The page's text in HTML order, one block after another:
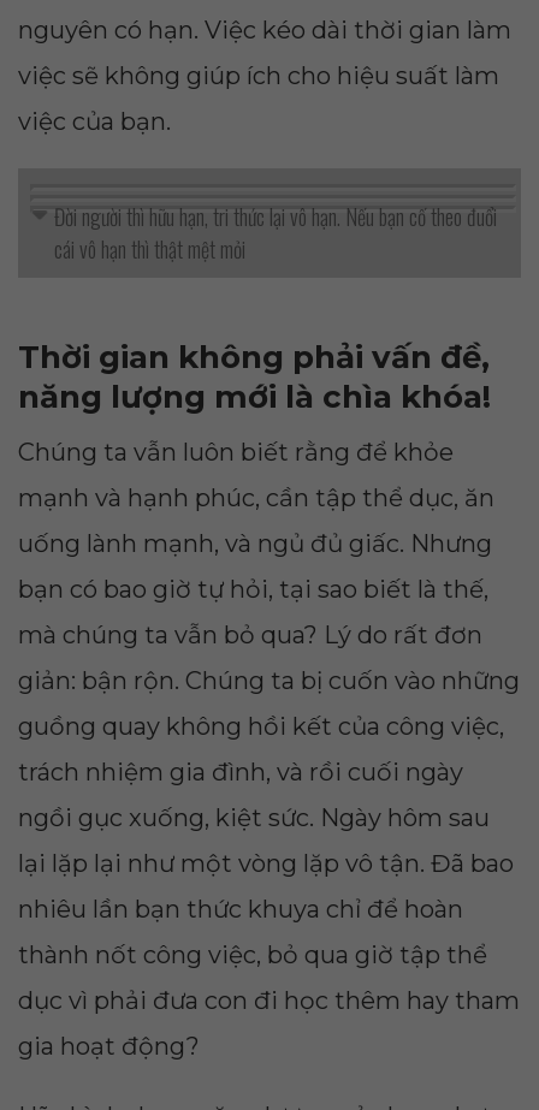
nguyên có hạn. Việc kéo dài thời gian làm
việc sẽ không giúp ích cho hiệu suất làm
việc của bạn.
Đời người thì hữu hạn, tri thức lại vô hạn. Nếu bạn cố theo đuổi
cái vô hạn thì thật mệt mỏi
Thời gian không phải vấn đề,
năng lượng mới là chìa khóa!
Chúng ta vẫn luôn biết rằng để khỏe
mạnh và hạnh phúc, cần tập thể dục, ăn
uống lành mạnh, và ngủ đủ giấc. Nhưng
bạn có bao giờ tự hỏi, tại sao biết là thế,
mà chúng ta vẫn bỏ qua? Lý do rất đơn
giản: bận rộn. Chúng ta bị cuốn vào những
guồng quay không hồi kết của công việc,
trách nhiệm gia đình, và rồi cuối ngày
ngồi gục xuống, kiệt sức. Ngày hôm sau
lại lặp lại như một vòng lặp vô tận. Đã bao
nhiêu lần bạn thức khuya chỉ để hoàn
thành nốt công việc, bỏ qua giờ tập thể
dục vì phải đưa con đi học thêm hay tham
gia hoạt động?